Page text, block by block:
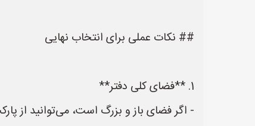
## نکات عملی برای انتخاب نهایی
1. **فضای کلی دفتر**
- اگر فضای باز و بزرگ است، می‌توانید از